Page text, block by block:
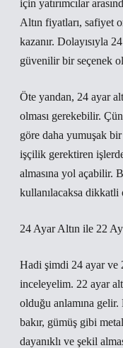
için yatırımcılar
Altın fiyatları, safiyet
kazanır. Dolayısıyla
güvenilir bir seçenek
Öte yandan, 24 ayar
olması gerekebilir.
göre daha yumuşak
işçilik gerektiren
almasına yol açabilir.
kullanılacaksa dikkatli
24 Ayar Altın ile 22
Hadi şimdi 24 ayar ve
inceleyelim. 22 ayar
olduğu anlamına
bakır, gümüş gibi
dayanıklı ve şekil